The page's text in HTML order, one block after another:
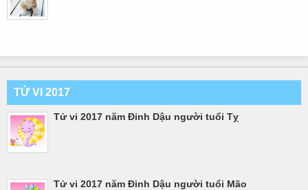
TỬ VI 2017
Tử vi 2017 năm Đinh Dậu người tuổi Tỵ
Tử vi 2017 năm Đinh Dậu người tuổi Mão